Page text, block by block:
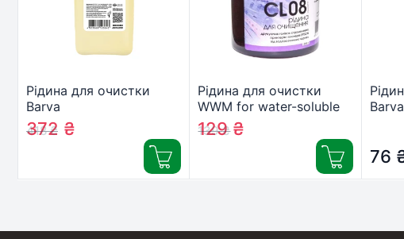
Рідина для очистки
Barva
Canon/HP/Lexmark 2 for
Water-Based Inks
418₴
372 ₴
Рідина для очистки
WWM for water-soluble
EPSON /200г (CL08)
139₴
129₴
76